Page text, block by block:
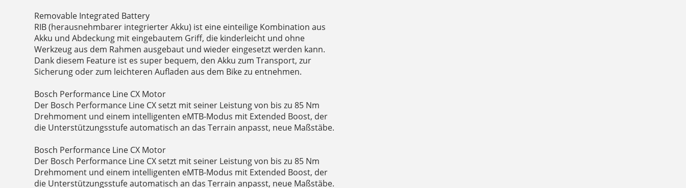
Removable Integrated Battery
RIB (herausnehmbarer integrierter Akku) ist eine einteilige Kombination aus
Akku und Abdeckung mit eingebautem Griff, die kinderleicht und ohne
Werkzeug aus dem Rahmen ausgebaut und wieder eingesetzt werden kann.
Dank diesem Feature ist es super bequem, den Akku zum Transport, zur
Sicherung oder zum leichteren Aufladen aus dem Bike zu entnehmen.
Bosch Performance Line CX Motor
Der Bosch Performance Line CX setzt mit seiner Leistung von bis zu 85 Nm
Drehmoment und einem intelligenten eMTB-Modus mit Extended Boost, der
die Unterstützungsstufe automatisch an das Terrain anpasst, neue Maßstäbe.
Bosch Performance Line CX Motor
Der Bosch Performance Line CX setzt mit seiner Leistung von bis zu 85 Nm
Drehmoment und einem intelligenten eMTB-Modus mit Extended Boost, der
die Unterstützungsstufe automatisch an das Terrain anpasst, neue Maßstäbe.